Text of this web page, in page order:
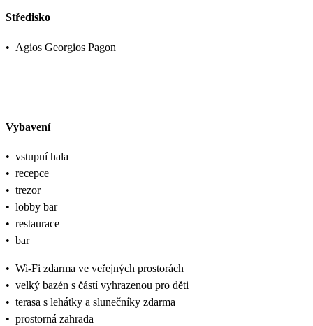
Středisko
• Agios Georgios Pagon
Vybavení
• vstupní hala
• recepce
• trezor
• lobby bar
• restaurace
• bar
• Wi-Fi zdarma ve veřejných prostorách
• velký bazén s částí vyhrazenou pro děti
• terasa s lehátky a slunečníky zdarma
• prostorná zahrada